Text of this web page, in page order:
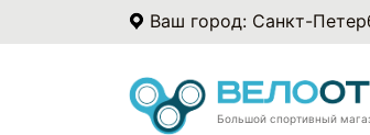
Ваш город: Санкт-
Большой спортивный